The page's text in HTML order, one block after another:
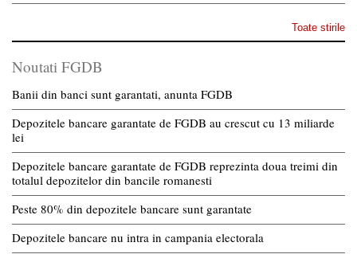
Toate stirile
Noutati FGDB
Banii din banci sunt garantati, anunta FGDB
Depozitele bancare garantate de FGDB au crescut cu 13 miliarde
lei
Depozitele bancare garantate de FGDB reprezinta doua treimi din
totalul depozitelor din bancile romanesti
Peste 80% din depozitele bancare sunt garantate
Depozitele bancare nu intra in campania electorala